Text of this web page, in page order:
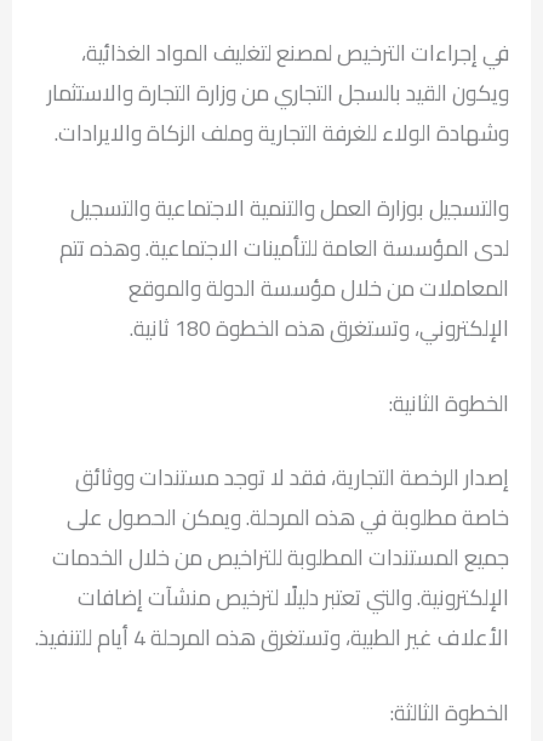
في إجراءات الترخيص لمصنع لتغليف المواد الغذائية،
ويكون القيد بالسجل التجاري من وزارة التجارة والاستثمار
وشهادة الولاء للغرفة التجارية وملف الزكاة والايرادات.
والتسجيل بوزارة العمل والتنمية الاجتماعية والتسجيل
لدى المؤسسة العامة للتأمينات الاجتماعية. وهذه تتم
المعاملات من خلال مؤسسة الدولة والموقع
الإلكتروني، وتستغرق هذه الخطوة 180 ثانية.
الخطوة الثانية:
إصدار الرخصة التجارية، فقد لا توجد مستندات ووثائق
خاصة مطلوبة في هذه المرحلة. ويمكن الحصول على
جميع المستندات المطلوبة للتراخيص من خلال الخدمات
الإلكترونية. والتي تعتبر دليلًا لترخيص منشآت إضافات
الأعلاف غير الطبية، وتستغرق هذه المرحلة 4 أيام للتنفيذ.
الخطوة الثالثة: